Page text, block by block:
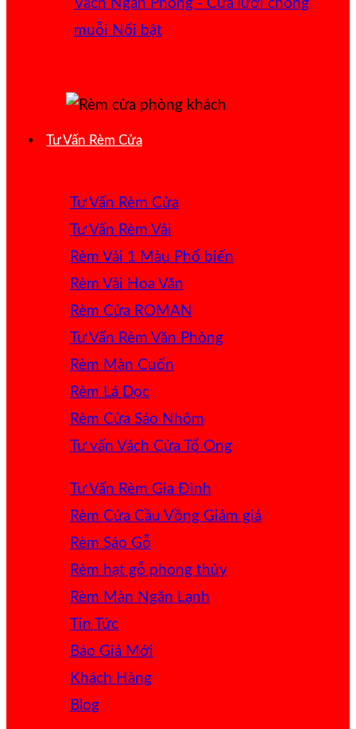
Vách Ngăn Phòng - Cửa lưới chống
muỗi
Tư Vấn Rèm Cửa
Tư Vấn Rèm Cửa
Tư Vấn Rèm Vải
Rèm Vải 1 Màu
Rèm Vải Hoa Văn
Rèm Cửa ROMAN
Tư Vấn Rèm Văn Phòng
Rèm Màn Cuốn
Rèm Lá Dọc
Rèm Cửa Sáo Nhôm
Tư vấn Vách Cửa Tổ Ong
Tư Vấn Rèm Gia Đình
Rèm Cửa Cầu Vồng
Rèm Sáo Gỗ
Rèm hạt gỗ phong thủy
Rèm Màn Ngăn Lạnh
Tin Tức
Báo Giá
Khách Hàng
Blog